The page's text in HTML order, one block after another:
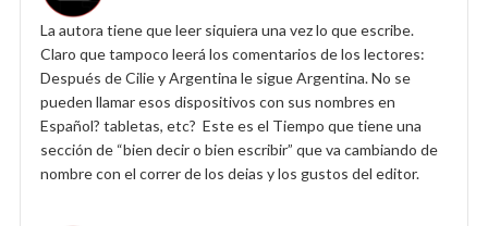
La autora tiene que leer siquiera una vez lo que escribe.
Claro que tampoco leerá los comentarios de los lectores:
Después de Cilie y Argentina le sigue Argentina. No se
pueden llamar esos dispositivos con sus nombres en
Español? tabletas, etc? Este es el Tiempo que tiene una
sección de “bien decir o bien escribir” que va cambiando de
nombre con el correr de los deias y los gustos del editor.